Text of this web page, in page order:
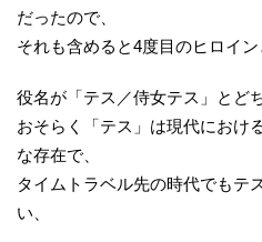
だったので、
それも含めると4度目のヒロイ
役名が「テス／侍女テス」とど
おそらく「テス」は現代におけ
な存在で、
タイムトラベル先の時代でもテ
い、